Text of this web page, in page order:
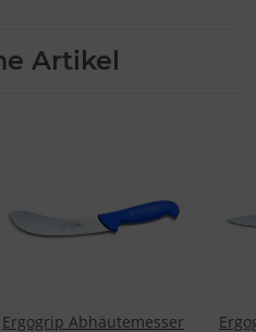
Artikel
Ergogrip Abhäutemesser